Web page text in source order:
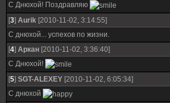
С Днюхой! Поздравляю
[3] Aurik [2010-11-02, 3:14:55]
С днюхой... успехов по жизни.
[4] Аркан [2010-11-02, 3:36:40]
С Днюхой!
[5] SGT-ALEXEY [2010-11-02, 6:05:34]
С днюхой